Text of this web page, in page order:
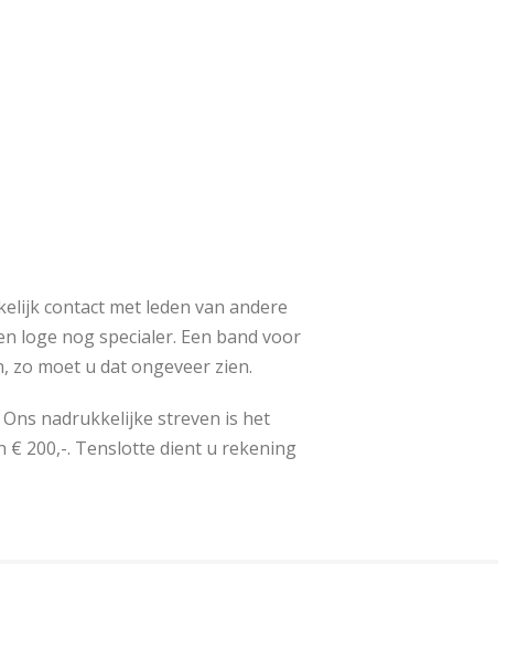
contact met leden van andere
loge nog specialer. Een band voor
zo moet u dat ongeveer zien.
nadrukkelijke streven is het
€ 200,-. Tenslotte dient u rekening